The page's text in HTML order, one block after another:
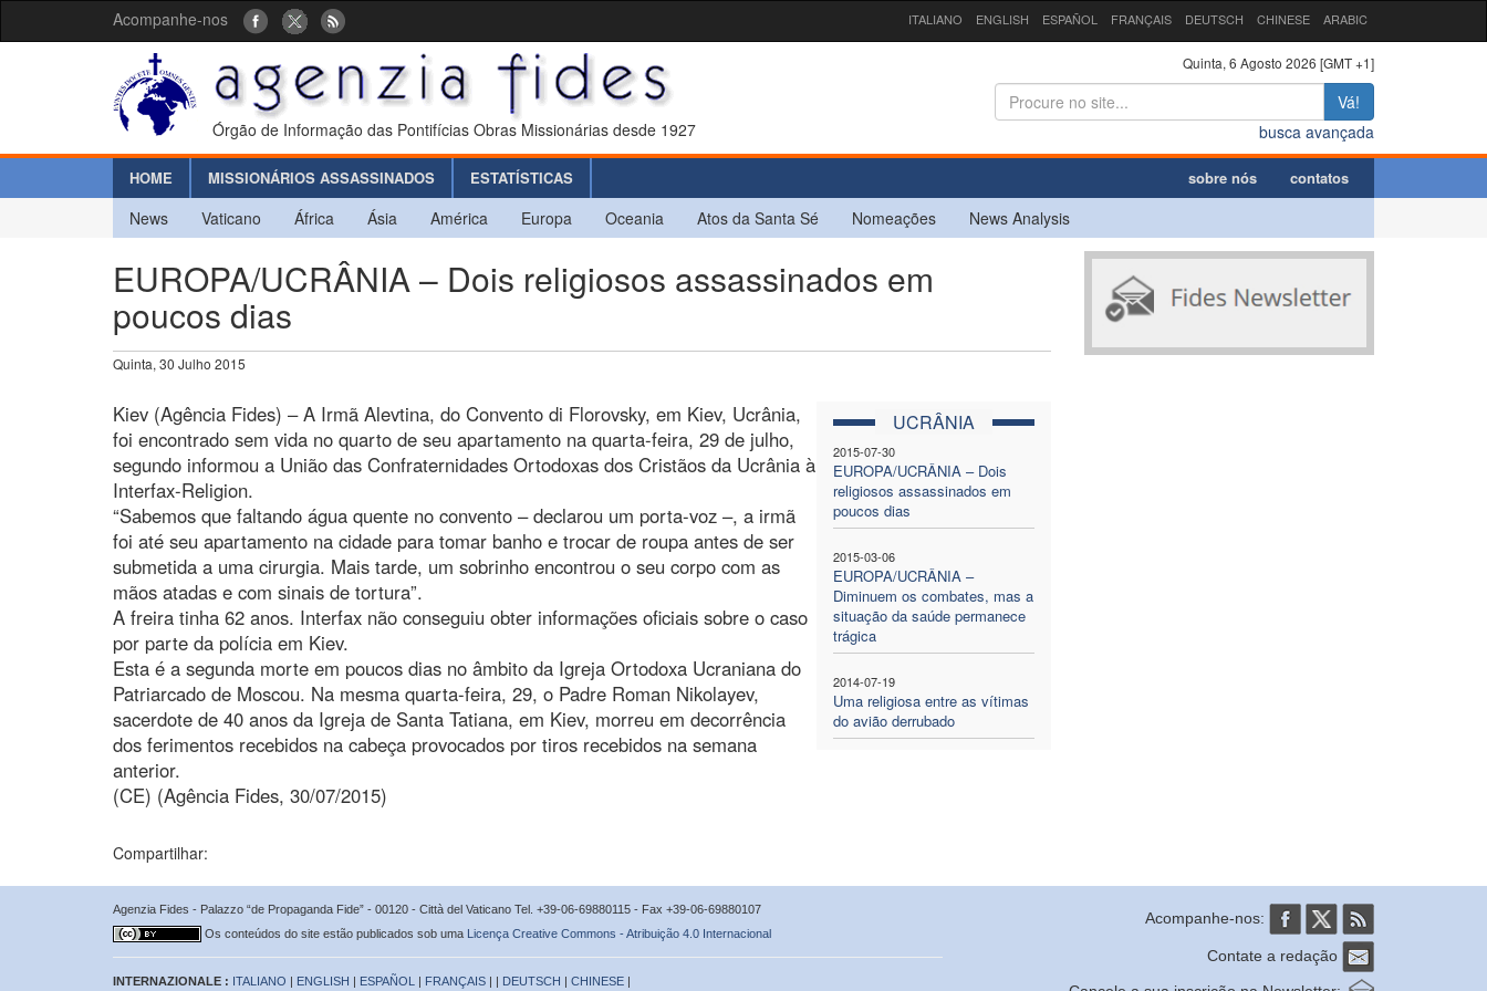
Acompanhe-nos ITALIANO ENGLISH ESPAÑOL FRANÇAIS DEUTSCH CHINESE ARABIC
Órgão de Informação das Pontifícias Obras Missionárias desde 1927
Quinta, 6 Agosto 2026 [GMT +1]
Vá!
busca avançada
HOME MISSIONÁRIOS ASSASSINADOS ESTATÍSTICAS sobre nós contatos
News Vaticano África Ásia América Europa Oceania Atos da Santa Sé Nomeações News Analysis
EUROPA/UCRÂNIA – Dois religiosos assassinados em
poucos dias
Quinta, 30 Julho 2015
UCRÂNIA
2015-07-30
EUROPA/UCRÂNIA – Dois
religiosos assassinados em
poucos dias
2015-03-06
EUROPA/UCRÂNIA –
Diminuem os combates, mas a
situação da saúde permanece
trágica
2014-07-19
Uma religiosa entre as vítimas
do avião derrubado
Kiev (Agência Fides) – A Irmã Alevtina, do Convento di Florovsky, em Kiev, Ucrânia,
foi encontrado sem vida no quarto de seu apartamento na quarta-feira, 29 de julho,
segundo informou a União das Confraternidades Ortodoxas dos Cristãos da Ucrânia à
Interfax-Religion.
“Sabemos que faltando água quente no convento – declarou um porta-voz –, a irmã
foi até seu apartamento na cidade para tomar banho e trocar de roupa antes de ser
submetida a uma cirurgia. Mais tarde, um sobrinho encontrou o seu corpo com as
mãos atadas e com sinais de tortura”.
A freira tinha 62 anos. Interfax não conseguiu obter informações oficiais sobre o caso
por parte da polícia em Kiev.
Esta é a segunda morte em poucos dias no âmbito da Igreja Ortodoxa Ucraniana do
Patriarcado de Moscou. Na mesma quarta-feira, 29, o Padre Roman Nikolayev,
sacerdote de 40 anos da Igreja de Santa Tatiana, em Kiev, morreu em decorrência
dos ferimentos recebidos na cabeça provocados por tiros recebidos na semana
anterior.
(CE) (Agência Fides, 30/07/2015)
Compartilhar:
Agenzia Fides - Palazzo “de Propaganda Fide” - 00120 - Città del Vaticano Tel. +39-06-69880115 - Fax +39-06-69880107
Os conteúdos do site estão publicados sob uma Licença Creative Commons - Atribuição 4.0 Internacional
INTERNAZIONALE : ITALIANO | ENGLISH | ESPAÑOL | FRANÇAIS | | DEUTSCH | CHINESE |
Acompanhe-nos:
Contate a redação